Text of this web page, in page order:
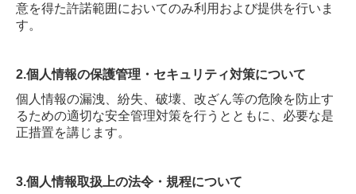
風しん抗体検査及び予防接種追加について
内科・循環器科
呼吸器科
外科
禁煙相談
意を得た許諾範囲においてのみ利用および提供を行いま
す。
2.個人情報の保護管理・セキュリティ対策について
個人情報の漏洩、紛失、破壊、改ざん等の危険を防止す
るための適切な安全管理対策を行うとともに、必要な是
正措置を講じます。
3.個人情報取扱上の法令・規程について